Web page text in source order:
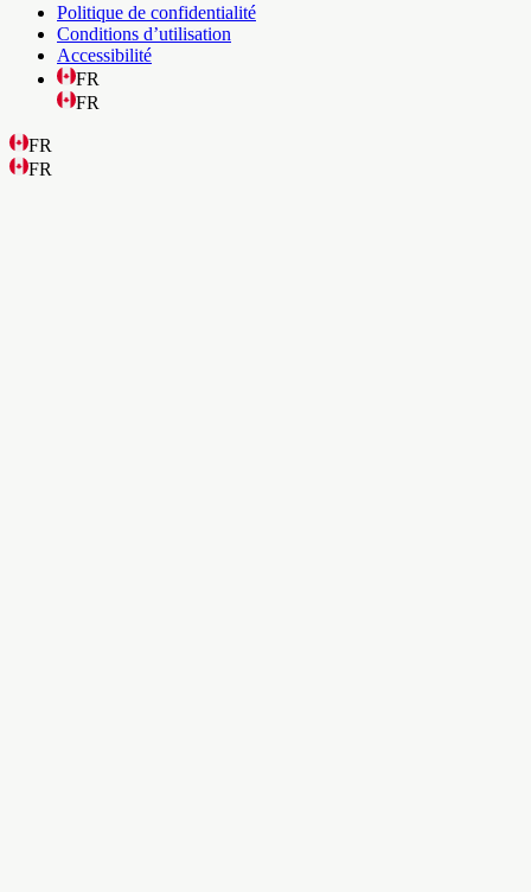
Politique de confidentialité
Conditions d’utilisation
Accessibilité
FR
FR
FR
FR